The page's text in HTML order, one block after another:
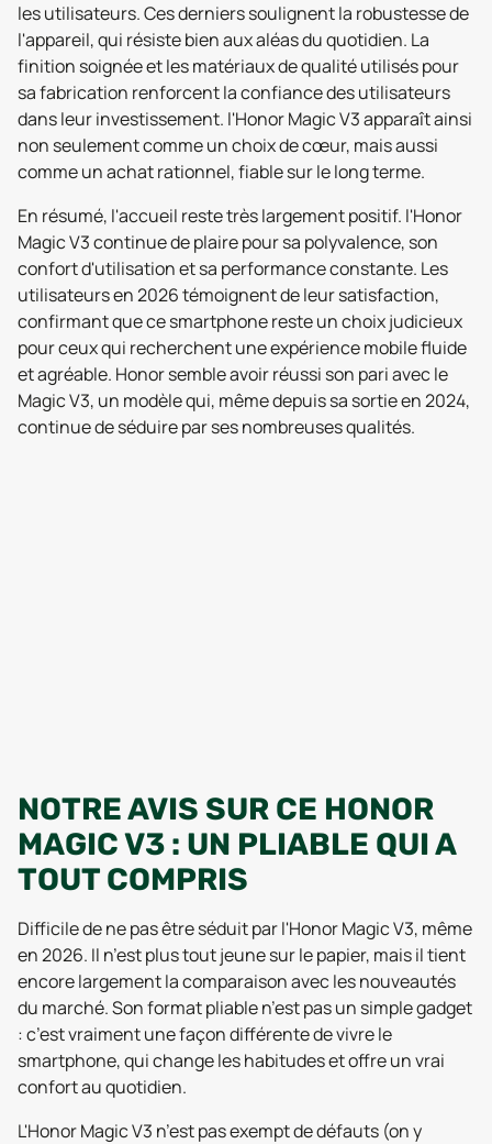
les utilisateurs. Ces derniers soulignent la robustesse de
l'appareil, qui résiste bien aux aléas du quotidien. La
finition soignée et les matériaux de qualité utilisés pour
sa fabrication renforcent la confiance des utilisateurs
dans leur investissement. l'Honor Magic V3 apparaît ainsi
non seulement comme un choix de cœur, mais aussi
comme un achat rationnel, fiable sur le long terme.
En résumé, l'accueil reste très largement positif. l'Honor
Magic V3 continue de plaire pour sa polyvalence, son
confort d'utilisation et sa performance constante. Les
utilisateurs en 2026 témoignent de leur satisfaction,
confirmant que ce smartphone reste un choix judicieux
pour ceux qui recherchent une expérience mobile fluide
et agréable. Honor semble avoir réussi son pari avec le
Magic V3, un modèle qui, même depuis sa sortie en 2024,
continue de séduire par ses nombreuses qualités.
NOTRE AVIS SUR CE HONOR
MAGIC V3 : UN PLIABLE QUI A
TOUT COMPRIS
Difficile de ne pas être séduit par l'Honor Magic V3, même
en 2026. Il n’est plus tout jeune sur le papier, mais il tient
encore largement la comparaison avec les nouveautés
du marché. Son format pliable n’est pas un simple gadget
: c’est vraiment une façon différente de vivre le
smartphone, qui change les habitudes et offre un vrai
confort au quotidien.
L'Honor Magic V3 n’est pas exempt de défauts (on y